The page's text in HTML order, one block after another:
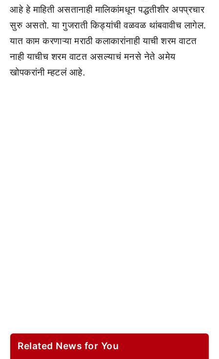
आहे हे माहिती असतानाही मालिकांमधून पद्धतीशीर अपप्रचार
सुरु असतो. या गुजराती किड्यांची वळवळ थांबवावीच लागेल.
यात काम करणाऱ्या मराठी कलाकारांनाही याची शरम वाटत
नाही याचीच शरम वाटत असल्याचं मनसे नेते अमेय
खोपकरांनी म्हटलं आहे.
Related News for You